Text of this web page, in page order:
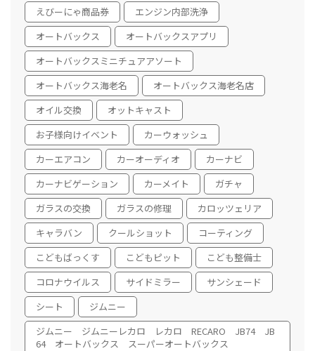
えびーにゃ商品券
エンジン内部洗浄
オートバックス
オートバックスアプリ
オートバックスミニチュアアソート
オートバックス海老名
オートバックス海老名店
オイル交換
オットキャスト
お子様向けイベント
カーウォッシュ
カーエアコン
カーオーディオ
カーナビ
カーナビゲーション
カーメイト
ガチャ
ガラスの交換
ガラスの修理
カロッツェリア
キャラバン
クールショット
コーティング
こどもばっくす
こどもピット
こども整備士
コロナウイルス
サイドミラー
サンシェード
シート
ジムニー
ジムニー ジムニーレカロ レカロ RECARO JB74 JB
64 オートバックス スーパーオートバックス